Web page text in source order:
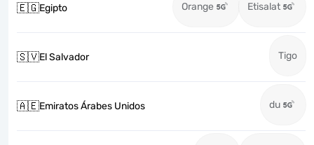
🇪🇬Egipto Orange Etisalat
🇸🇻El Salvador Tigo
🇦🇪Emiratos Árabes Unidos du